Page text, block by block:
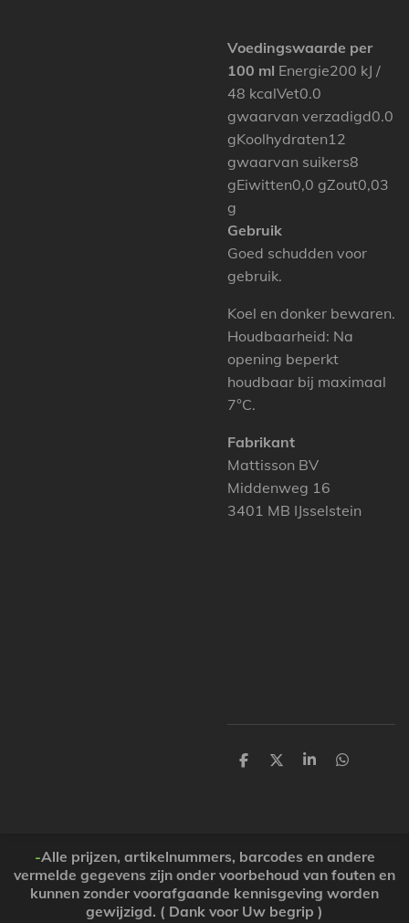
Voedingswaarde per
100 ml Energie200 kJ /
48 kcalVet0.0
gwaarvan verzadigd0.0
gKoolhydraten12
gwaarvan suikers8
gEiwitten0,0 gZout0,03
g
Gebruik
Goed schudden voor
gebruik.
Koel en donker bewaren.
Houdbaarheid: Na
opening beperkt
houdbaar bij maximaal
7°C.
Fabrikant
Mattisson BV
Middenweg 16
3401 MB IJsselstein
P
e
P
e
P
e
P
e
-Alle prijzen, artikelnummers, barcodes en andere
vermelde gegevens zijn onder voorbehoud van fouten en
kunnen zonder voorafgaande kennisgeving worden
gewijzigd. ( Dank voor Uw begrip )